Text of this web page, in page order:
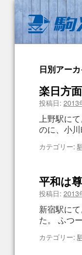
日別アー
楽日方
投稿日: 2013
上野駅に
のに、小
カテゴリー:
平和は
投稿日: 2013
新宿駅に
た。 ふつ
カテゴリー: